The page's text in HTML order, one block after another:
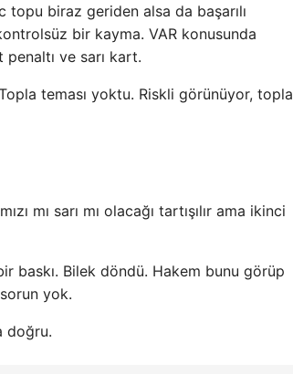
biraz geriden alsa da başarılı
bir kayma. VAR konusunda
penaltı ve sarı kart.
teması yoktu. Riskli görünüyor, topla
mı sarı mı olacağı tartışılır ama ikinci
baskı. Bilek döndü. Hakem bunu görüp
yok.
doğru.